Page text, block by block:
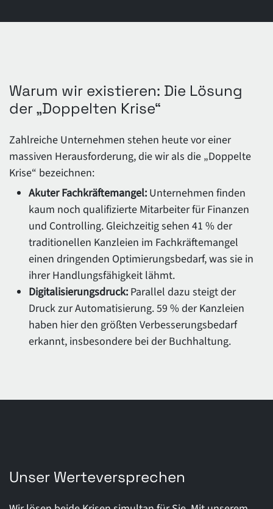
Warum wir existieren: Die Lösung
der „Doppelten Krise“
Zahlreiche Unternehmen stehen heute vor einer
massiven Herausforderung, die wir als die „Doppelte
Krise“ bezeichnen:
Akuter Fachkräftemangel: Unternehmen finden
kaum noch qualifizierte Mitarbeiter für Finanzen
und Controlling. Gleichzeitig sehen 41 % der
traditionellen Kanzleien im Fachkräftemangel
einen dringenden Optimierungsbedarf, was sie in
ihrer Handlungsfähigkeit lähmt.
Digitalisierungsdruck: Parallel dazu steigt der
Druck zur Automatisierung. 59 % der Kanzleien
haben hier den größten Verbesserungsbedarf
erkannt, insbesondere bei der Buchhaltung.
Unser Werteversprechen